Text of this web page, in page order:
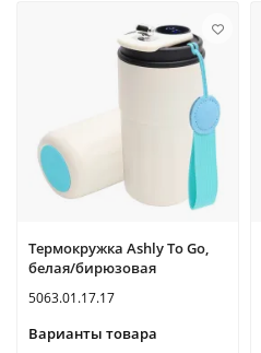
Термокружка Ashly To Go,
белая/бирюзовая
5063.01.17.17
Варианты товара